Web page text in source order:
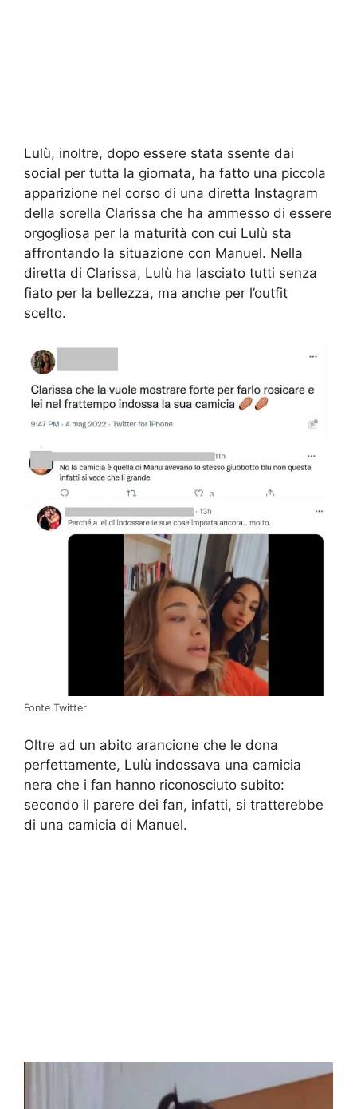
Lulù, inoltre, dopo essere stata ssente dai
social per tutta la giornata, ha fatto una piccola
apparizione nel corso di una diretta Instagram
della sorella Clarissa che ha ammesso di essere
orgogliosa per la maturità con cui Lulù sta
affrontando la situazione con Manuel. Nella
diretta di Clarissa, Lulù ha lasciato tutti senza
fiato per la bellezza, ma anche per l’outfit
scelto.
Fonte Twitter
Oltre ad un abito arancione che le dona
perfettamente, Lulù indossava una camicia
nera che i fan hanno riconosciuto subito:
secondo il parere dei fan, infatti, si tratterebbe
di una camicia di Manuel.